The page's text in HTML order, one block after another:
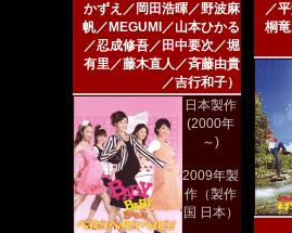
かずえ／岡田浩暉／野波麻
帆／MEGUMI／山本ひかる
／忍成修吾／田中要次／堀
有里／藤木直人／斉藤由貴
／吉行和子）
日本製作
(2000年
～)
2009年製
作（製作
国 日本）
／
桐